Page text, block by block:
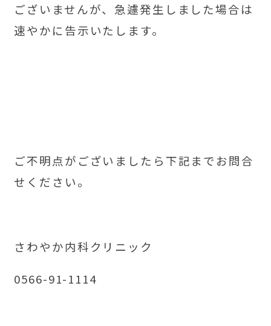
ございませんが、急遽発生しました場合は
速やかに告示いたします。
ご不明点がございましたら下記までお問合
せください。
さわやか内科クリニック
0566-91-1114